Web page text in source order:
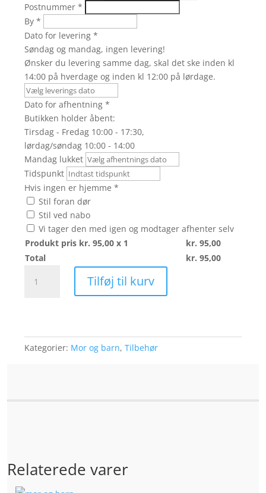
Postnummer *
By *
Dato for levering *
Søndag og mandag, ingen levering!
Ønsker du levering samme dag, skal det ske inden kl
14:00 på hverdage og inden kl 12:00 på lørdage.
Dato for afhentning *
Butikken holder åbent:
Tirsdag - Fredag 10:00 - 17:30,
lørdag/søndag 10:00 - 14:00
Mandag lukket
Tidspunkt
Hvis ingen er hjemme *
Stil foran dør
Stil ved nabo
Vi tager den med igen og modtager afhenter selv
Produkt pris kr. 95,00 x 1 kr. 95,00
Total
kr. 95,00
lyserød
Tilføj til kurv
Kategorier: Mor og barn, Tilbehør
Relaterede varer